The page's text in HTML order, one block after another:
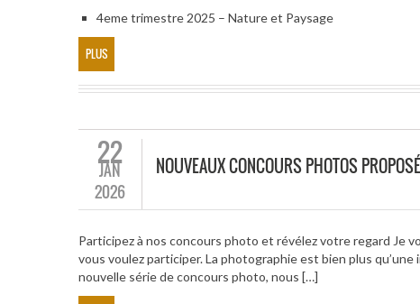
4eme trimestre 2025 – Nature et Paysage
PLUS
22
JAN
2026
NOUVEAUX CONCOURS PHOTOS
Participez à nos concours photo et révélez votre regard Je
vous voulez participer. La photographie est bien plus
nouvelle série de concours photo, nous […]